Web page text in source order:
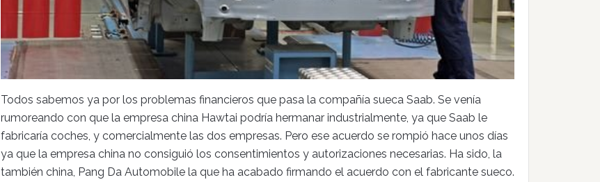
Todos sabemos ya por los problemas financieros que pasa la compañía sueca Saab. Se venía
rumoreando con que la empresa china Hawtai podría hermanar industrialmente, ya que Saab le
fabricaría coches, y comercialmente las dos empresas. Pero ese acuerdo se rompió hace unos días
ya que la empresa china no consiguió los consentimientos y autorizaciones necesarias. Ha sido, la
también china, Pang Da Automobile la que ha acabado firmando el acuerdo con el fabricante sueco.